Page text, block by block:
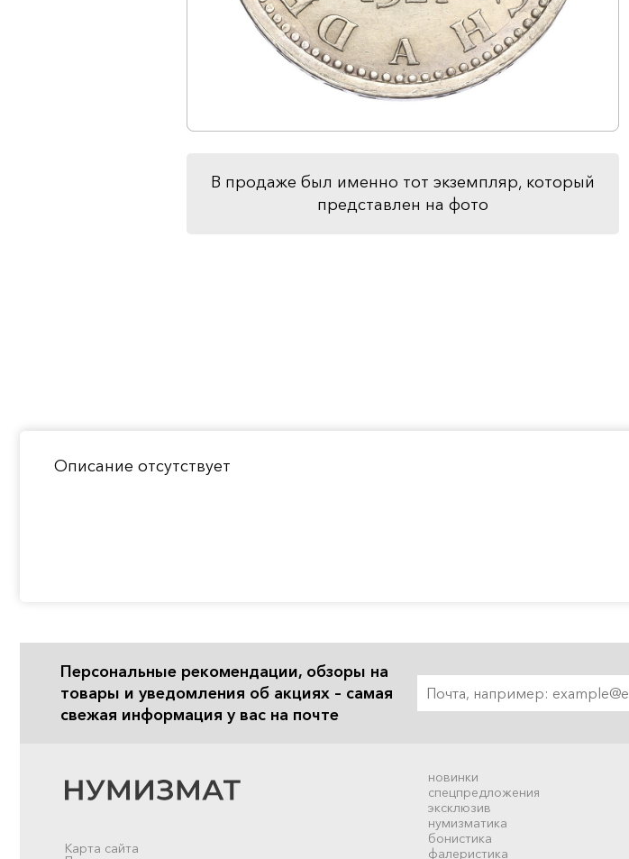
В продаже был именно тот экземпляр, который
представлен на фото
Описание отсутствует
Персональные рекомендации, обзоры на
товары и уведомления об акциях – самая
свежая информация у вас на почте
новинки
спецпредложения
эксклюзив
нумизматика
бонистика
фалеристика
Карта сайта